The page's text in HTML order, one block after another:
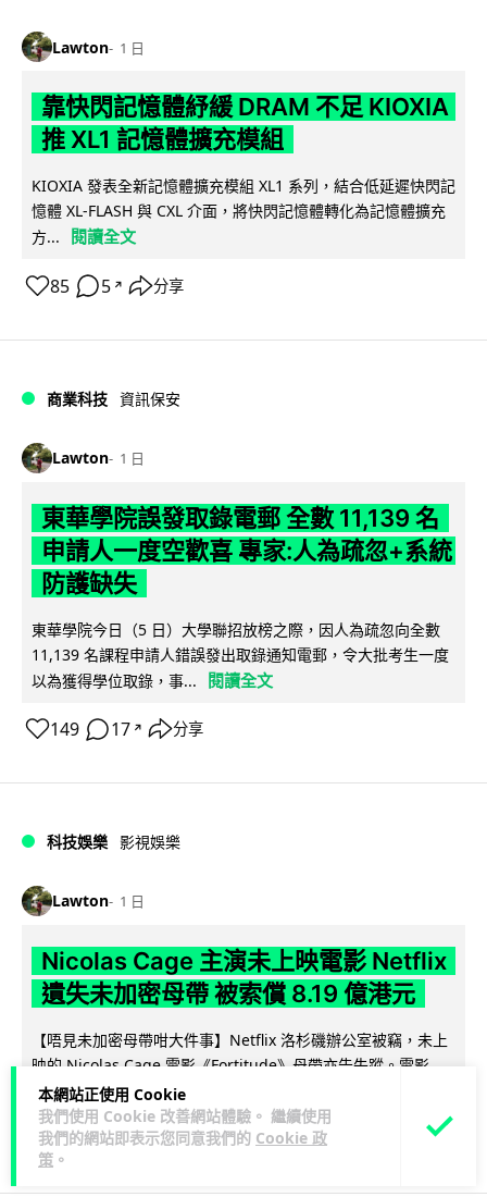
本網站正使用 Cookie
我們使用 Cookie 改善網站體驗。 繼續使用
我們的網站即表示您同意我們的 Cookie 政
策 。
Lawton 1 日
靠快閃記憶體紓緩 DRAM 不足 KIOXIA
推 XL1 記憶體擴充模組
KIOXIA 發表全新記憶體擴充模組 XL1 系列，結合低延遲快閃記
憶體 XL-FLASH 與 CXL 介面，將快閃記憶體轉化為記憶體擴充
方...
閱讀全文
85 5 ↗ 分享
商業科技 資訊保安
Lawton 1 日
東華學院誤發取錄電郵 全數 11,139 名
申請人一度空歡喜 專家:人為疏忽+系統
防護缺失
東華學院今日（5 日）大學聯招放榜之際，因人為疏忽向全數
11,139 名課程申請人錯誤發出取錄通知電郵，令大批考生一度
以為獲得學位取錄，事...
閱讀全文
149 17 ↗ 分享
科技娛樂 影視娛樂
Lawton 1 日
Nicolas Cage 主演未上映電影 Netflix
遺失未加密母帶 被索償 8.19 億港元
【唔見未加密母帶咁大件事】Netflix 洛杉磯辦公室被竊，未上
映的 Nicolas Cage 電影《Fortitude》母帶亦告失蹤。電影...
閱讀全文
184 10 ↗ 分享